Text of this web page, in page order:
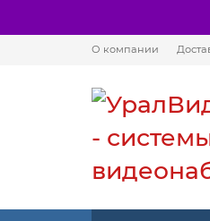
О компании